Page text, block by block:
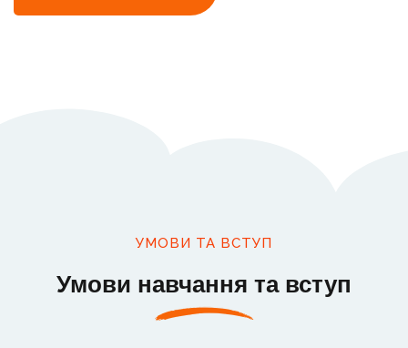
УМОВИ ТА ВСТУП
Умови навчання та вступ